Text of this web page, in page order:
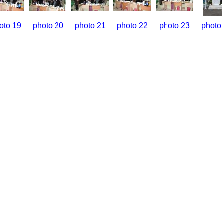
19 photo 20 photo 21 photo 22 photo 23